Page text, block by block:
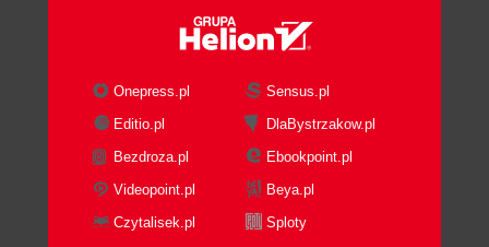
Onepress.pl
Sensus.pl
Editio.pl
DlaBystrzakow.pl
Bezdroza.pl
Ebookpoint.pl
Videopoint.pl
Beya.pl
Czytalisek.pl
Sploty